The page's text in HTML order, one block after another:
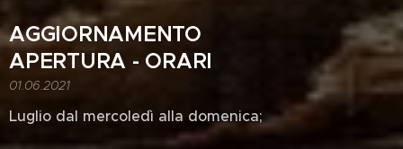
AGGIORNAMENTO
APERTURA - ORARI
01.06.2021
Luglio dal mercoledì alla domenica;